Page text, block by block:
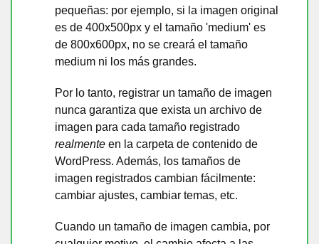
pequeñas: por ejemplo, si la imagen original
es de 400x500px y el tamaño 'medium' es
de 800x600px, no se creará el tamaño
medium ni los más grandes.
Por lo tanto, registrar un tamaño de imagen
nunca garantiza que exista un archivo de
imagen para cada tamaño registrado
realmente en la carpeta de contenido de
WordPress. Además, los tamaños de
imagen registrados cambian fácilmente:
cambiar ajustes, cambiar temas, etc.
Cuando un tamaño de imagen cambia, por